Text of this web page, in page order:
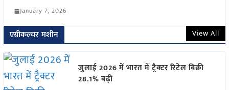
January 7, 2026
एग्रीकल्चर मशीन View All
जुलाई 2026 में भारत में ट्रैक्टर रिटेल बिक्री
28.1% बढ़ी